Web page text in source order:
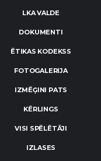
LKA VALDE
DOKUMENTI
ĒTIKAS KODEKSS
FOTOGALERIJA
IZMĒĢINI PATS
KĒRLINGS
VISI SPĒLĒTĀJI
IZLASES